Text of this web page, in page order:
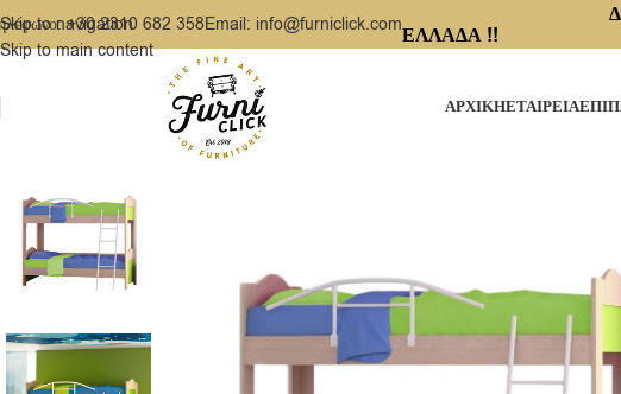
Skip to navigation
Skip to main content
+30 2310 682 358Email: info@furniclick.comΕΛΛΑΔΑ !!
ΑΡΧΙΚΗΕΤΑΙΡΕΙΑ